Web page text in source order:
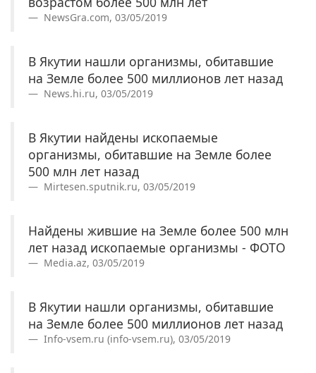
NewsGra.com, 03/05/2019
В Якутии нашли организмы, обитавшие
на Земле более 500 миллионов лет назад
News.hi.ru, 03/05/2019
В Якутии найдены ископаемые
организмы, обитавшие на Земле более
500 млн лет назад
Mirtesen.sputnik.ru, 03/05/2019
Найдены жившие на Земле более 500 млн
лет назад ископаемые организмы - ФОТО
Media.az, 03/05/2019
В Якутии нашли организмы, обитавшие
на Земле более 500 миллионов лет назад
Info-vsem.ru (info-vsem.ru), 03/05/2019